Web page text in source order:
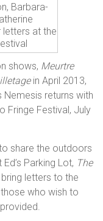
Barbara-
letters at the
shows, Meurtre
in April 2013,
returns with
Fringe Festival, July
share the outdoors
Parking Lot, The
letters to the
who wish to